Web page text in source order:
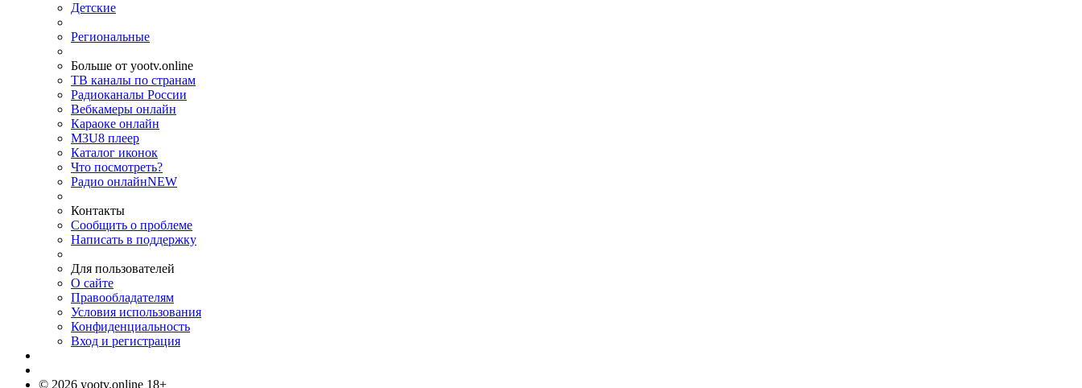
Детские
Региональные
Больше от yootv.online
ТВ каналы по странам
Радиоканалы России
Вебкамеры онлайн
Караоке онлайн
M3U8 плеер
Каталог иконок
Что посмотреть?
Радио онлайнNEW
Контакты
Сообщить о проблеме
Написать в поддержку
Для пользователей
О сайте
Правообладателям
Условия использования
Конфиденциальность
Вход и регистрация
© 2026 yootv.online 18+